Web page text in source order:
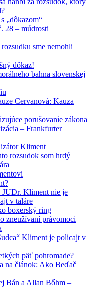
„dôkazom“
28 – múdrosti
sme nemohli
dôkaz!
bahna slovenskej
Cervanová: Kauza
porušovanie zákona
– Frankfurter
Kliment
rozsudok som hrdý
JUDr. Kliment nie je
v taláre
boxerský ring
zneužívaní právomoci
Kliment je policajt v
päť pohromade?
na článok: Ako Beďač
Bán a Allan Bőhm –